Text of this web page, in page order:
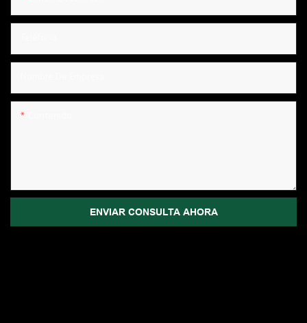
ENVIAR CONSULTA AHORA